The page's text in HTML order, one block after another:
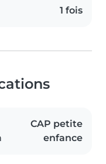
1 fois
CAP petite
enfance